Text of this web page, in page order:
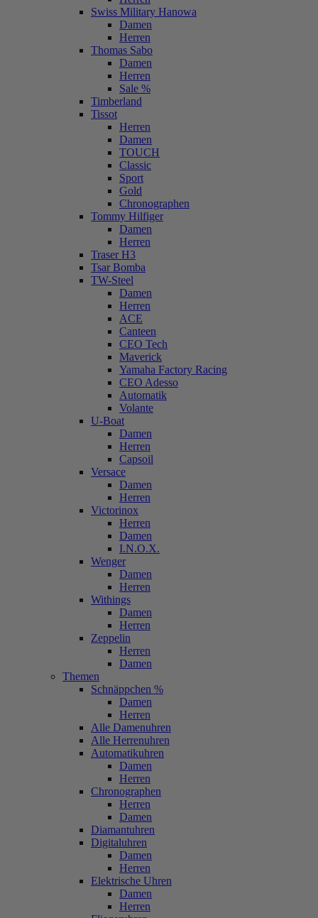
Swiss Military Hanowa
Damen
Herren
Thomas Sabo
Damen
Herren
Sale %
Timberland
Tissot
Herren
Damen
TOUCH
Classic
Sport
Gold
Chronographen
Tommy Hilfiger
Damen
Herren
Traser H3
Tsar Bomba
TW-Steel
Damen
Herren
ACE
Canteen
CEO Tech
Maverick
Yamaha Factory Racing
CEO Adesso
Automatik
Volante
U-Boat
Damen
Herren
Capsoil
Versace
Damen
Herren
Victorinox
Herren
Damen
I.N.O.X.
Wenger
Damen
Herren
Withings
Damen
Herren
Zeppelin
Herren
Damen
Themen
Schnäppchen %
Damen
Herren
Alle Damenuhren
Alle Herrenuhren
Automatikuhren
Damen
Herren
Chronographen
Herren
Damen
Diamantuhren
Digitaluhren
Damen
Herren
Elektrische Uhren
Damen
Herren